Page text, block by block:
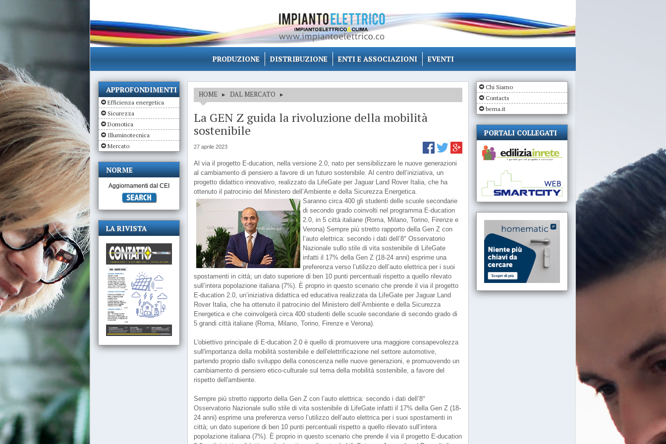
PRODUZIONE DISTRIBUZIONE ENTI E ASSOCIAZIONI EVENTI
HOME ▸ DAL MERCATO ▸
La GEN Z guida la rivoluzione della mobilità
sostenibile
27 aprile 2023
Al via il progetto E-ducation, nella versione 2.0, nato per sensibilizzare le nuove generazioni
al cambiamento di pensiero a favore di un futuro sostenibile. Al centro dell’iniziativa, un
progetto didattico innovativo, realizzato da LifeGate per Jaguar Land Rover Italia, che ha
ottenuto il patrocinio del Ministero dell’Ambiente e della Sicurezza Energetica.
Saranno circa 400 gli studenti delle scuole secondarie
di secondo grado coinvolti nel programma E-ducation
2.0, in 5 città italiane (Roma, Milano, Torino, Firenze e
Verona) Sempre più stretto rapporto della Gen Z con
l’auto elettrica: secondo i dati dell’8° Osservatorio
Nazionale sullo stile di vita sostenibile di LifeGate
infatti il 17% della Gen Z (18-24 anni) esprime una
preferenza verso l’utilizzo dell’auto elettrica per i suoi
spostamenti in città; un dato superiore di ben 10 punti percentuali rispetto a quello rilevato
sull’intera popolazione italiana (7%). È proprio in questo scenario che prende il via il progetto
E-ducation 2.0, un’iniziativa didattica ed educativa realizzata da LifeGate per Jaguar Land
Rover Italia, che ha ottenuto il patrocinio del Ministero dell’Ambiente e della Sicurezza
Energetica e che coinvolgerà circa 400 studenti delle scuole secondarie di secondo grado di
5 grandi città italiane (Roma, Milano, Torino, Firenze e Verona).
L'obiettivo principale di E-ducation 2.0 è quello di promuovere una maggiore consapevolezza
sull'importanza della mobilità sostenibile e dell'elettrificazione nel settore automotive,
partendo proprio dallo sviluppo della conoscenza nelle nuove generazioni, e promuovendo un
cambiamento di pensiero etico-culturale sul tema della mobilità sostenibile, a favore del
rispetto dell'ambiente.
Sempre più stretto rapporto della Gen Z con l’auto elettrica: secondo i dati dell’8°
Osservatorio Nazionale sullo stile di vita sostenibile di LifeGate infatti il 17% della Gen Z (18-
24 anni) esprime una preferenza verso l’utilizzo dell’auto elettrica per i suoi spostamenti in
città; un dato superiore di ben 10 punti percentuali rispetto a quello rilevato sull’intera
popolazione italiana (7%). È proprio in questo scenario che prende il via il progetto E-ducation
APPROFONDIMENTI
Efficienza energetica
Sicurezza
Domotica
Illuminotecnica
Mercato
NORME
Aggiornamenti dal CEI
LA RIVISTA
Chi Siamo
Contacts
bema.it
PORTALI COLLEGATI